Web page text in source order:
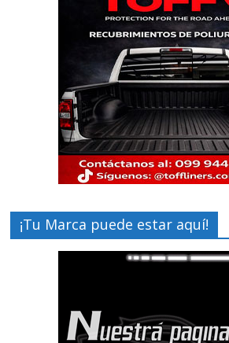
¡Tu Marca puede estar aquí!